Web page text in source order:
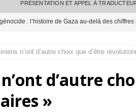
PRÉSENTATION ET APPEL À
: l’histoire de Gaza au-delà des chiffres
annonce un « accord de paix » à Gaza, les
2026 ]
se servent de la Cisjordanie comme d’une
2026 ]
n’ont d’autre choix que d’être
d’autre
»